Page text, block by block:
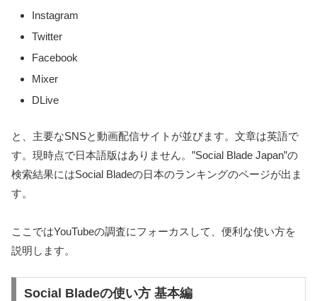
Instagram
Twitter
Facebook
Mixer
DLive
と、主要なSNSと動画配信サイトが並びます。文章は英語で
す。現時点で日本語版はありません。”Social Blade Japan”の
検索結果にはSocial Bladeの日本のランキングのページが出ま
す。
ここではYouTubeの調査にフォーカスして、便利な使い方を
説明します。
Social Bladeの使い方 基本編